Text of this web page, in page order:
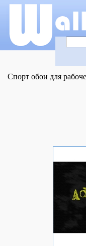
Спорт обои для